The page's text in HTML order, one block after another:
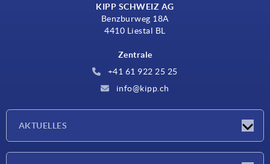
KIPP SCHWEIZ AG
Benzburweg 18A
4410 Liestal BL
Zentrale
+41 61 922 25 25
info@kipp.ch
AKTUELLES